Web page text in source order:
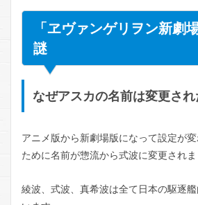
「ヱヴァンゲリヲン新劇
謎
なぜアスカの名前は変更さ
アニメ版から新劇場版になって設定が
ために名前が惣流から式波に変更されま
綾波、式波、真希波は全て日本の駆逐